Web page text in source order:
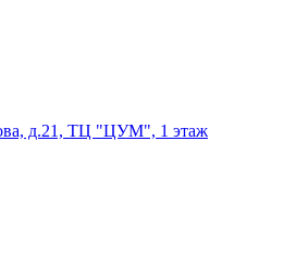
д.21, ТЦ "ЦУМ", 1 этаж